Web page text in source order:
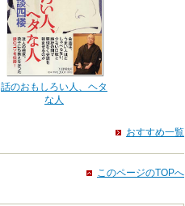
話のおもしろい人、ヘタ
な人
おすすめ一覧
このページのTOPへ